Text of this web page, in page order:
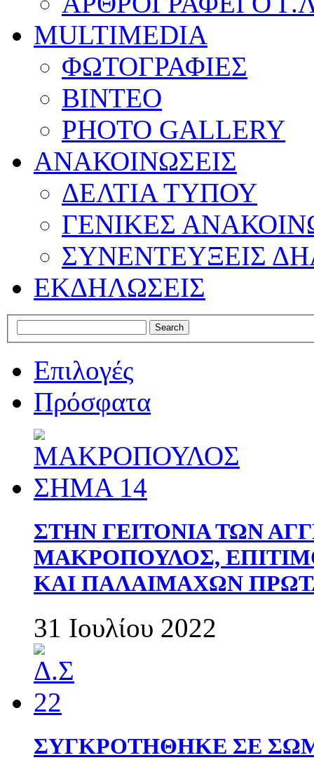
MULTIMEDIA
ΦΩΤΟΓΡΑΦΙΕΣ
ΒΙΝΤΕΟ
PHOTO GALLERY
ΑΝΑΚΟΙΝΩΣΕΙΣ
ΔΕΛΤΙΑ ΤΥΠΟΥ
ΓΕΝΙΚΕΣ
ΣΥΝΕΝΤΕΥΞΕΙΣ
ΕΚΔΗΛΩΣΕΙΣ
Επιλογές
Πρόσφατα
ΣΤΗΝ ΓΕΙΤΟΝΙΑ ΤΩΝ
ΜΑΚΡΟΠΟΥΛΟΣ,
ΚΑΙ ΠΑΛΑΙΜΑΧΩΝ
31 Ιουλίου 2022
ΣΥΓΚΡΟΤΗΘΗΚΕ ΣΕ